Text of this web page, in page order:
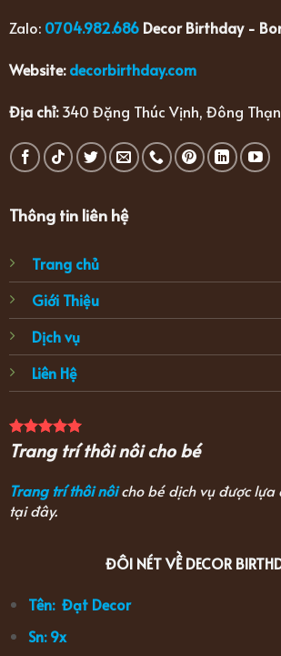
Zalo: 0704.982.686 Decor Birthday -
Website:decorbirthday.com
Địa chỉ:340 Đặng Thúc Vịnh, Đông
Thông tin liên hệ
Trang chủ
Giới Thiệu
Dịch vụ
Liên Hệ
Trang trí thôi nôi cho bé
Trang trí thôi nôicho bé dịch vụ được lựa
tại đây.
ĐÔI NÉT VỀ DECOR
Tên: Đạt Decor
Sn: 9x